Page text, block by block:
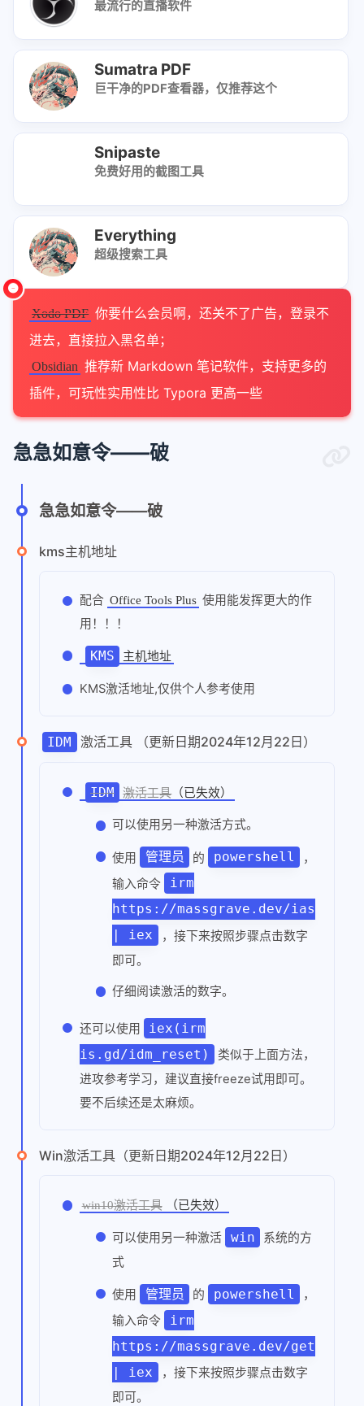
最流行的直播软件
Sumatra PDF
巨干净的PDF查看器，仅推荐这个
Snipaste
免费好用的截图工具
Everything
超级搜索工具
Xodo PDF 你要什么会员啊，还关不了广告，登录不
进去，直接拉入黑名单；
Obsidian 推荐新 Markdown 笔记软件，支持更多的
插件，可玩性实用性比 Typora 更高一些
急急如意令——破
急急如意令——破
kms主机地址
配合 Office Tools Plus 使用能发挥更大的作
用！！！
KMS 主机地址
KMS激活地址,仅供个人参考使用
IDM 激活工具 （更新日期2024年12月22日）
IDM 激活工具（已失效）
可以使用另一种激活方式。
使用 管理员 的 powershell
，
输入命令
irm
https://massgrave.dev/ias
| iex
，接下来按照步骤点击数字
即可。
仔细阅读激活的数字。
还可以使用
iex(irm
is.gd/idm_reset)
类似于上面方法，
进攻参考学习，建议直接freeze试用即可。
要不后续还是太麻烦。
Win激活工具（更新日期2024年12月22日）
win10激活工具（已失效）
可以使用另一种激活 win
系统的方
式
使用 管理员 的 powershell
，
输入命令
irm
https://massgrave.dev/get
| iex
，接下来按照步骤点击数字
即可。